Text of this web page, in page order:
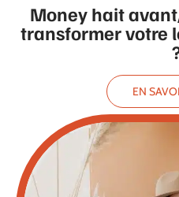
Money hait
transformer votre
EN